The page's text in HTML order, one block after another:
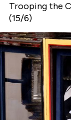
Trooping the
(15/6)